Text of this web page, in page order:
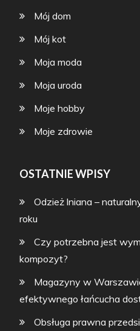
Mój dom
Mój kot
Moja moda
Moja uroda
Moje hobby
Moje zdrowie
OSTATNIE WPISY
Odzież lniana –
roku
Czy potrzebna jest
kompozyt?
Magazyny w
efektywnego łańcucha
Obsługa prawna